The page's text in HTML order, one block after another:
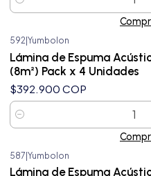
Cantidad
592 Yumbolon
Lámina de Espuma
(8m²) Pack x 4 Unidades
$392.900 COP
Cantidad
587|Yumbolon
Lámina de Espuma